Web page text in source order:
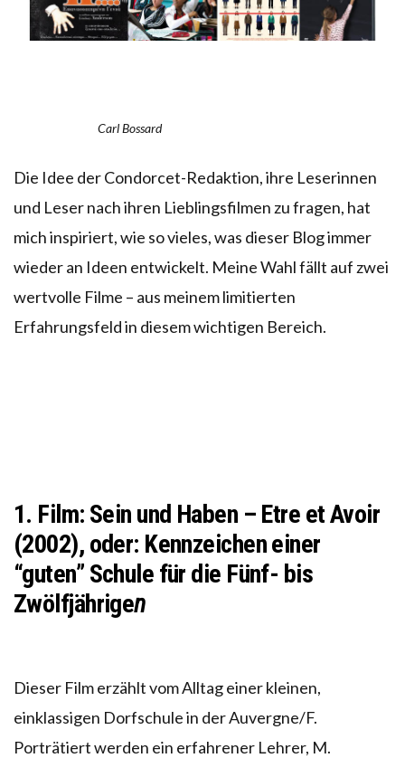
Carl Bossard
Die Idee der Condorcet-Redaktion, ihre Leserinnen
und Leser nach ihren Lieblingsfilmen zu fragen, hat
mich inspiriert, wie so vieles, was dieser Blog immer
wieder an Ideen entwickelt. Meine Wahl fällt auf zwei
wertvolle Filme – aus meinem limitierten
Erfahrungsfeld in diesem wichtigen Bereich.
1. Film: Sein und Haben – Etre et Avoir
(2002), oder: Kennzeichen einer
“guten” Schule für die Fünf- bis
Zwölfjährigen
Dieser Film erzählt vom Alltag einer kleinen,
einklassigen Dorfschule in der Auvergne/F.
Porträtiert werden ein erfahrener Lehrer, M.